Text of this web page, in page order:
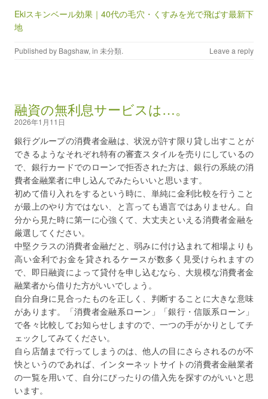
Ekiスキンベール効果｜40代の毛穴・くすみを光で飛ばす最新下
地
Published by Bagshaw, in 未分類. Leave a reply
融資の無利息サービスは…。
2026年1月11日
銀行グループの消費者金融は、状況が許す限り貸し出すことが
できるようなそれぞれ特有の審査スタイルを売りにしているの
で、銀行カードでのローンで拒否された方は、銀行の系統の消
費者金融業者に申し込んでみたらいいと思います。
初めて借り入れをするという時に、単純に金利比較を行うこと
が最上のやり方ではない、と言っても過言ではありません。自
分から見た時に第一に心強くて、大丈夫といえる消費者金融を
厳選してください。
中堅クラスの消費者金融だと、弱みに付け込まれて相場よりも
高い金利でお金を貸されるケースが数多く見受けられますの
で、即日融資によって貸付を申し込むなら、大規模な消費者金
融業者から借りた方がいいでしょう。
自分自身に見合ったものを正しく、判断することに大きな意味
があります。「消費者金融系ローン」「銀行・信販系ローン」
で各々比較してお知らせしますので、一つの手がかりとしてチ
ェックしてみてください。
自ら店舗まで行ってしまうのは、他人の目にさらされるのが不
快というのであれば、インターネットサイトの消費者金融業者
の一覧を用いて、自分にぴったりの借入先を探すのがいいと思
います。